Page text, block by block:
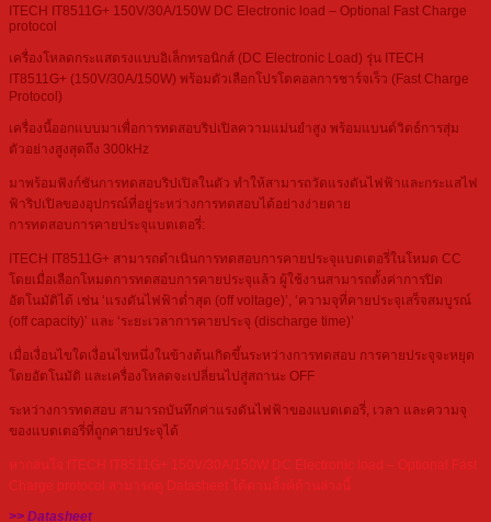
ITECH IT8511G+ 150V/30A/150W DC Electronic load – Optional Fast Charge
protocol
เครื่องโหลดกระแสตรงแบบอิเล็กทรอนิกส์ (DC Electronic Load) รุ่น ITECH
IT8511G+ (150V/30A/150W) พร้อมตัวเลือกโปรโตคอลการชาร์จเร็ว (Fast Charge
Protocol)
เครื่องนี้ออกแบบมาเพื่อการทดสอบริปเปิลความแม่นยำสูง พร้อมแบนด์วิดธ์การสุ่ม
ตัวอย่างสูงสุดถึง 300kHz
มาพร้อมฟังก์ชันการทดสอบริปเปิลในตัว ทำให้สามารถวัดแรงดันไฟฟ้าและกระแสไฟ
ฟ้าริปเปิลของอุปกรณ์ที่อยู่ระหว่างการทดสอบได้อย่างง่ายดาย
การทดสอบการคายประจุแบตเตอรี่:
ITECH IT8511G+ สามารถดำเนินการทดสอบการคายประจุแบตเตอรี่ในโหมด CC
โดยเมื่อเลือกโหมดการทดสอบการคายประจุแล้ว ผู้ใช้งานสามารถตั้งค่าการปิด
อัตโนมัติได้ เช่น ‘แรงดันไฟฟ้าต่ำสุด (off voltage)’, ‘ความจุที่คายประจุเสร็จสมบูรณ์
(off capacity)’ และ ‘ระยะเวลาการคายประจุ (discharge time)’
เมื่อเงื่อนไขใดเงื่อนไขหนึ่งในข้างต้นเกิดขึ้นระหว่างการทดสอบ การคายประจุจะหยุด
โดยอัตโนมัติ และเครื่องโหลดจะเปลี่ยนไปสู่สถานะ OFF
ระหว่างการทดสอบ สามารถบันทึกค่าแรงดันไฟฟ้าของแบตเตอรี่, เวลา และความจุ
ของแบตเตอรี่ที่ถูกคายประจุได้
หากสนใจ ITECH IT8511G+ 150V/30A/150W DC Electronic load – Optional Fast
Charge protocol สามารถดู Datasheet ได้ตามลิ้งค์ด้านล่างนี้
>> Datasheet